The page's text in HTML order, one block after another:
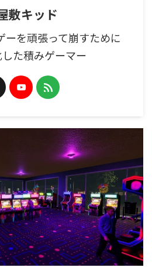
敷キッド
ーを頑張って崩すために
た積みゲーマー